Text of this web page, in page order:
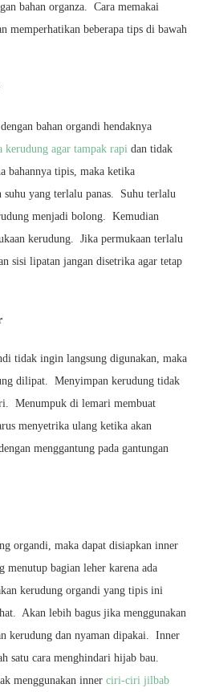
bahan organza. Cara memakai
memperhatikan beberapa tips di bawah
bahan organdi hendaknya
kerudung agar tampak rapi dan tidak
bahannya tipis, maka ketika
suhu yang terlalu panas. Suhu terlalu
menjadi bolong. Kemudian
kerudung. Jika permukaan terlalu
sisi lipatan jangan disetrika agar tetap
tidak ingin langsung digunakan, maka
dilipat. Menyimpan kerudung tidak
Menumpuk di lemari membuat
menyetrika ulang ketika akan
menggantung pada gantungan
organdi, maka dapat disiapkan inner
bagian leher karena ada
kerudung organdi yang tipis ini
Akan lebih bagus jika menggunakan
kerudung dan nyaman dipakai. Inner
satu cara menghindari hijab bau.
menggunakan inner ciri-ciri jilbab